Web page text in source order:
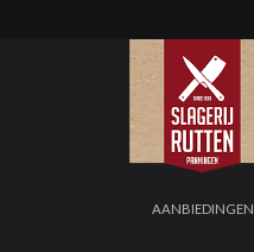
AANBIEDINGEN